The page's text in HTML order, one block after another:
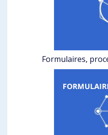
Formulaires,